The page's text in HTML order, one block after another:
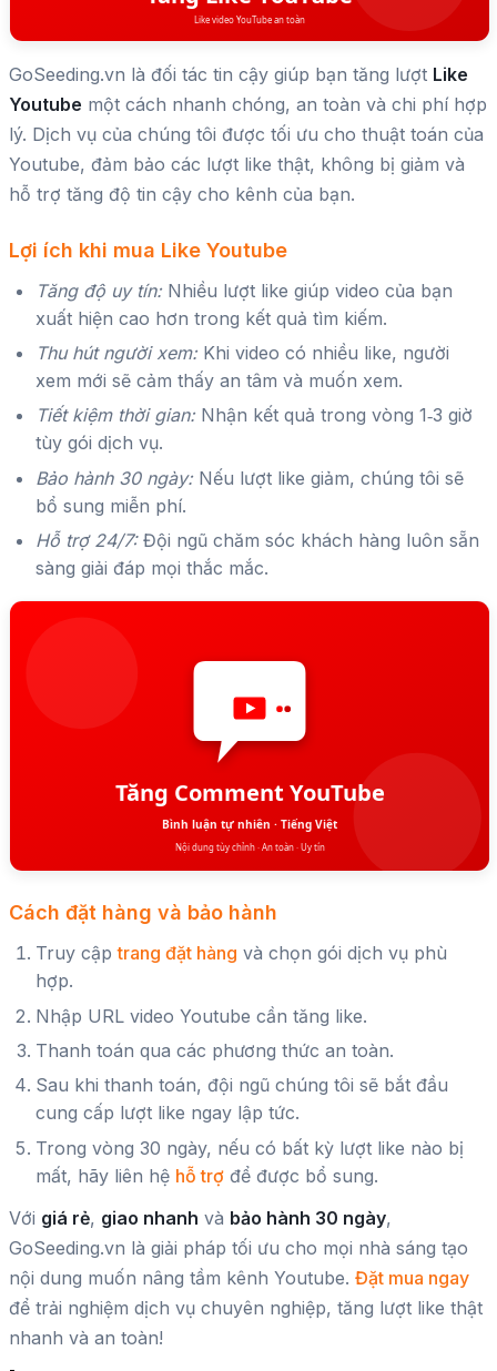
GoSeeding.vn là đối tác tin cậy giúp bạn tăng lượt Like
Youtube một cách nhanh chóng, an toàn và chi phí hợp
lý. Dịch vụ của chúng tôi được tối ưu cho thuật toán của
Youtube, đảm bảo các lượt like thật, không bị giảm và
hỗ trợ tăng độ tin cậy cho kênh của bạn.
Lợi ích khi mua Like Youtube
Tăng độ uy tín:Nhiều lượt like giúp video của bạn
xuất hiện cao hơn trong kết quả tìm kiếm.
Thu hút người xem:Khi video có nhiều like, người
xem mới sẽ cảm thấy an tâm và muốn xem.
Tiết kiệm thời gian:Nhận kết quả trong vòng 1‑3 giờ
tùy gói dịch vụ.
Bảo hành 30 ngày:Nếu lượt like giảm, chúng tôi sẽ
bổ sung miễn phí.
Hỗ trợ 24/7:Đội ngũ chăm sóc khách hàng luôn sẵn
sàng giải đáp mọi thắc mắc.
Cách đặt hàng và bảo hành
Truy cậptrang đặt hàng và chọn gói dịch vụ phù
hợp.
Nhập URL video Youtube cần tăng like.
Thanh toán qua các phương thức an toàn.
Sau khi thanh toán, đội ngũ chúng tôi sẽ bắt đầu
cung cấp lượt like ngay lập tức.
Trong vòng 30 ngày, nếu có bất kỳ lượt like nào bị
mất, hãy liên hệ hỗ trợ để được bổ sung.
Với giá rẻ, giao nhanh và bảo hành 30 ngày,
GoSeeding.vn là giải pháp tối ưu cho mọi nhà sáng tạo
nội dung muốn nâng tầm kênh Youtube. Đặt mua ngay
để trải nghiệm dịch vụ chuyên nghiệp, tăng lượt like thật
nhanh và an toàn!